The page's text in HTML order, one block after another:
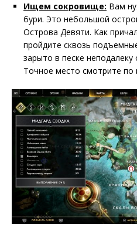
Ищем сокровище: Вам
бури. Это небольшой
Острова Девяти. Как
пройдите сквозь
зарыто в песке
Точное место смотрите